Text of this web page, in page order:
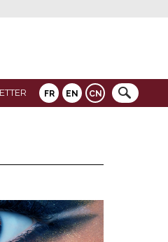
FR EN CN